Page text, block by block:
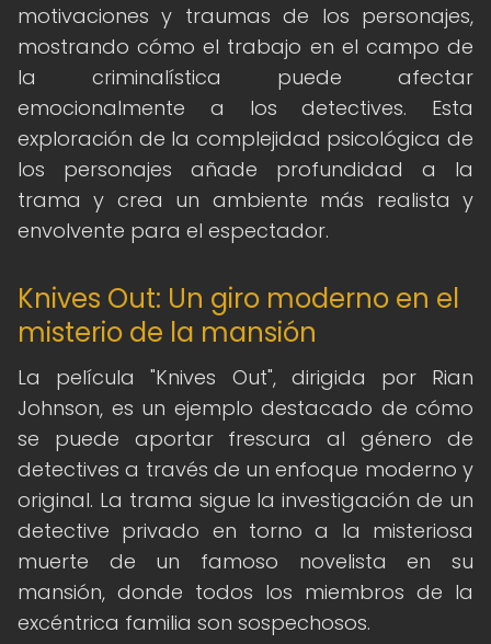
motivaciones y traumas de los personajes,
mostrando cómo el trabajo en el campo de
la criminalística puede afectar
emocionalmente a los detectives. Esta
exploración de la complejidad psicológica de
los personajes añade profundidad a la
trama y crea un ambiente más realista y
envolvente para el espectador.
Knives Out: Un giro moderno en el
misterio de la mansión
La película "Knives Out", dirigida por Rian
Johnson, es un ejemplo destacado de cómo
se puede aportar frescura al género de
detectives a través de un enfoque moderno y
original. La trama sigue la investigación de un
detective privado en torno a la misteriosa
muerte de un famoso novelista en su
mansión, donde todos los miembros de la
excéntrica familia son sospechosos.